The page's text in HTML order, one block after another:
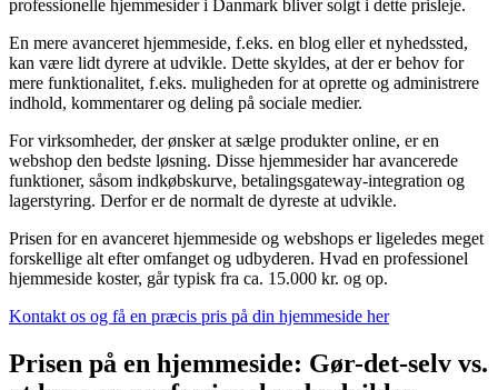
professionelle hjemmesider i Danmark bliver solgt i dette prisleje.
En mere avanceret hjemmeside, f.eks. en blog eller et nyhedssted,
kan være lidt dyrere at udvikle. Dette skyldes, at der er behov for
mere funktionalitet, f.eks. muligheden for at oprette og administrere
indhold, kommentarer og deling på sociale medier.
For virksomheder, der ønsker at sælge produkter online, er en
webshop den bedste løsning. Disse hjemmesider har avancerede
funktioner, såsom indkøbskurve, betalingsgateway-integration og
lagerstyring. Derfor er de normalt de dyreste at udvikle.
Prisen for en avanceret hjemmeside og webshops er ligeledes meget
forskellige alt efter omfanget og udbyderen. Hvad en professionel
hjemmeside koster, går typisk fra ca. 15.000 kr. og op.
Kontakt os og få en præcis pris på din hjemmeside her
Prisen på en hjemmeside: Gør-det-selv vs.